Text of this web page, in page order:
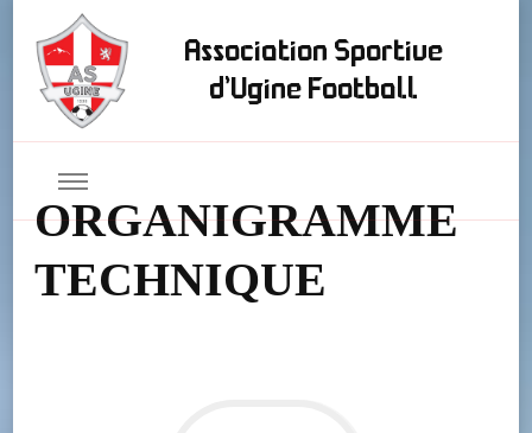
Association Sportive
d'Ugine Football
ORGANIGRAMME
TECHNIQUE